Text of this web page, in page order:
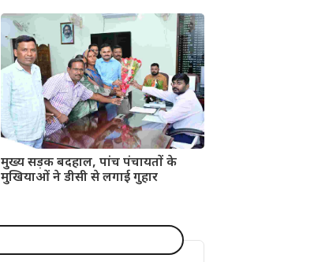
मुख्य सड़क बदहाल, पांच पंचायतों के
मुखियाओं ने डीसी से लगाई गुहार